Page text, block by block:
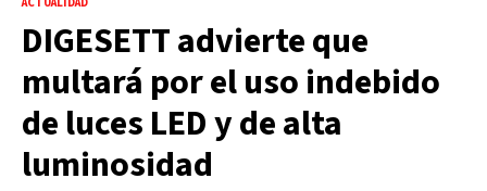
DIGESETT advierte que
multará por el uso indebido
de luces LED y de alta
luminosidad